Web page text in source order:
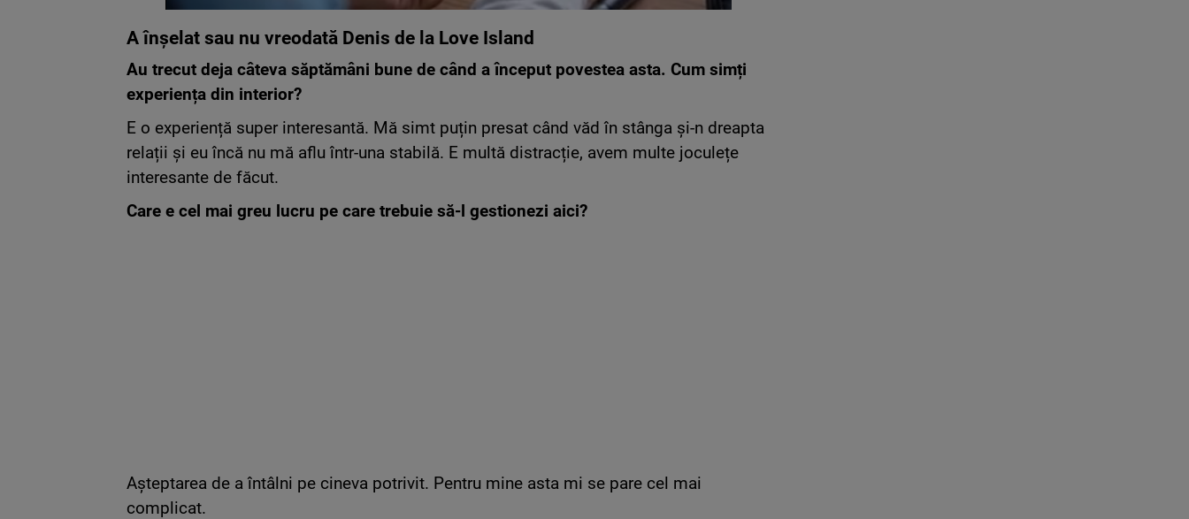
A înșelat sau nu vreodată Denis de la Love Island
Au trecut deja câteva săptămâni bune de când a început povestea asta. Cum simți
experiența din interior?
E o experiență super interesantă. Mă simt puțin presat când văd în stânga și-n dreapta
relații și eu încă nu mă aflu într-una stabilă. E multă distracție, avem multe joculețe
interesante de făcut.
Care e cel mai greu lucru pe care trebuie să-l gestionezi aici?
Așteptarea de a întâlni pe cineva potrivit. Pentru mine asta mi se pare cel mai
complicat.